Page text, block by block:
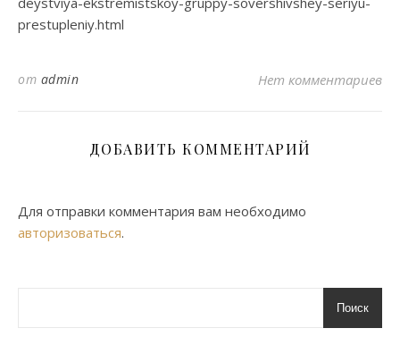
prestupleniy.html
от admin Нет комментариев
ДОБАВИТЬ КОММЕНТАРИЙ
Для отправки комментария вам необходимо
авторизоваться.
Поиск